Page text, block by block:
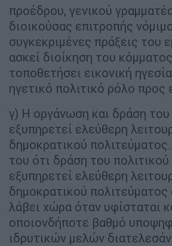
προέδρου, γενικού
διοικούσας επιτροπής
συγκεκριμένες πράξεις του
ασκεί διοίκηση του
τοποθετήσει εικονική
ηγετικό πολιτικό ρόλο προς
γ) Η οργάνωση και δράση
εξυπηρετεί ελεύθερη
δημοκρατικού
του ότι δράση του
εξυπηρετεί ελεύθερη
δημοκρατικού πολιτεύματος
λάβει χώρα όταν υφίσταται
οποιονδήποτε βαθμό
ιδρυτικών μελών